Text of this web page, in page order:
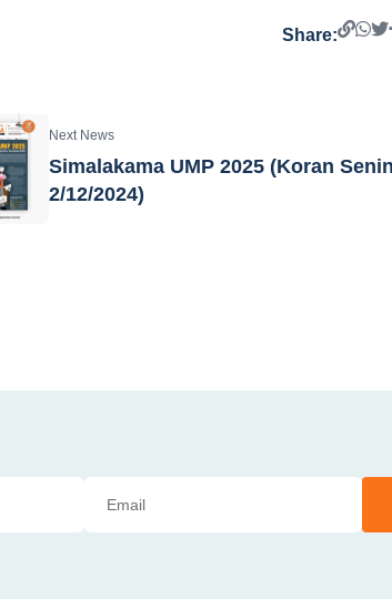
Share:
Next News
Simalakama UMP 2025 (Koran
2/12/2024)